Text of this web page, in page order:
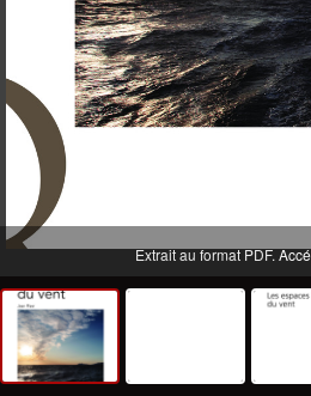
Extrait au format PDF.